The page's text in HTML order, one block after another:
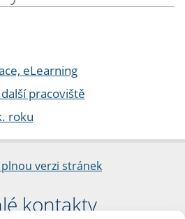
eLearning
pracoviště
roku
verzi stránek
kontakty